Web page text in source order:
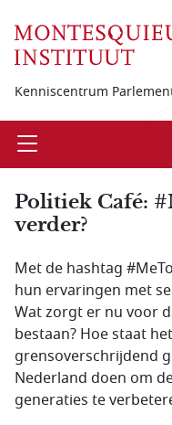
Kenniscentrum
Open
Politiek Café:
verder?
Met de hashtag
hun ervaringen met
Wat zorgt er nu voor
bestaan? Hoe staat
grensoverschrijdend
Nederland doen om
generaties te